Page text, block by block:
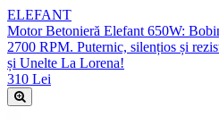
ELEFANT
Motor Betonieră Elefant 650W:
2700 RPM. Puternic, silențios și
și Unelte La Lorena!
310 Lei